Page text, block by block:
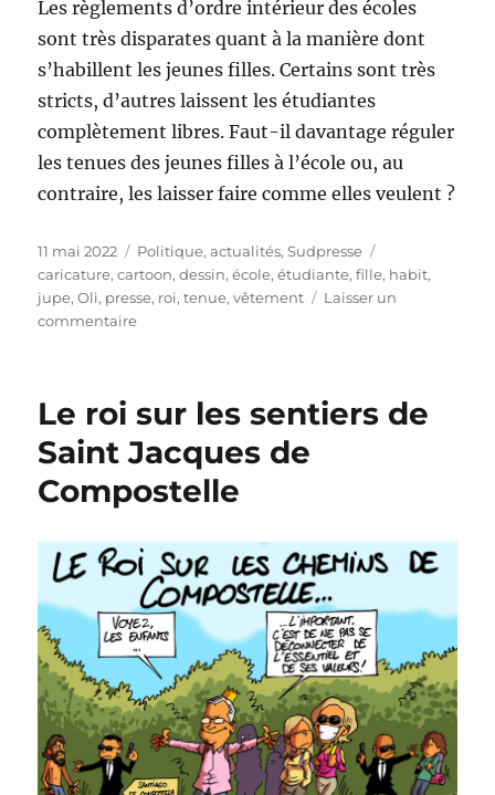
Les règlements d’ordre intérieur des écoles
sont très disparates quant à la manière dont
s’habillent les jeunes filles. Certains sont très
stricts, d’autres laissent les étudiantes
complètement libres. Faut-il davantage réguler
les tenues des jeunes filles à l’école ou, au
contraire, les laisser faire comme elles veulent ?
Publié
le
11 mai 2022 Catégories
Politique, actualités,Sudpresse
caricature,cartoon,dessin,école,étudiante,fille, habit,
jupe,Oli, presse, roi,tenue,vêtement
Laisser un
commentairesur
des
Le roi sur les sentiers de
Saint Jacques de
Compostelle